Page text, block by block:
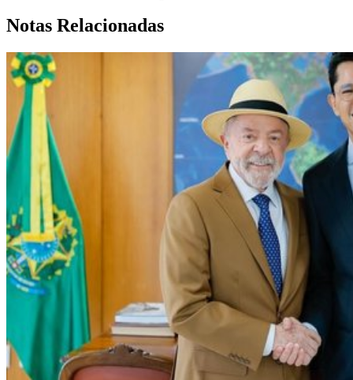
Notas Relacionadas